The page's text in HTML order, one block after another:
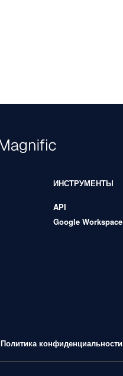
ИНСТРУМЕНТЫ
API
Google Workspace
Политика конфиденциальности